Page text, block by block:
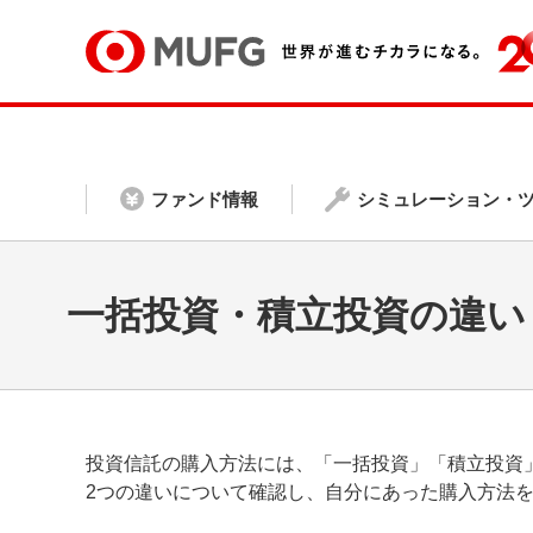
ファンド情報 シミュレーション・
一括投資・積立投資の違い
投資信託の購入方法には、「一括投資」「積立投
2つの違いについて確認し、自分にあった購入方法